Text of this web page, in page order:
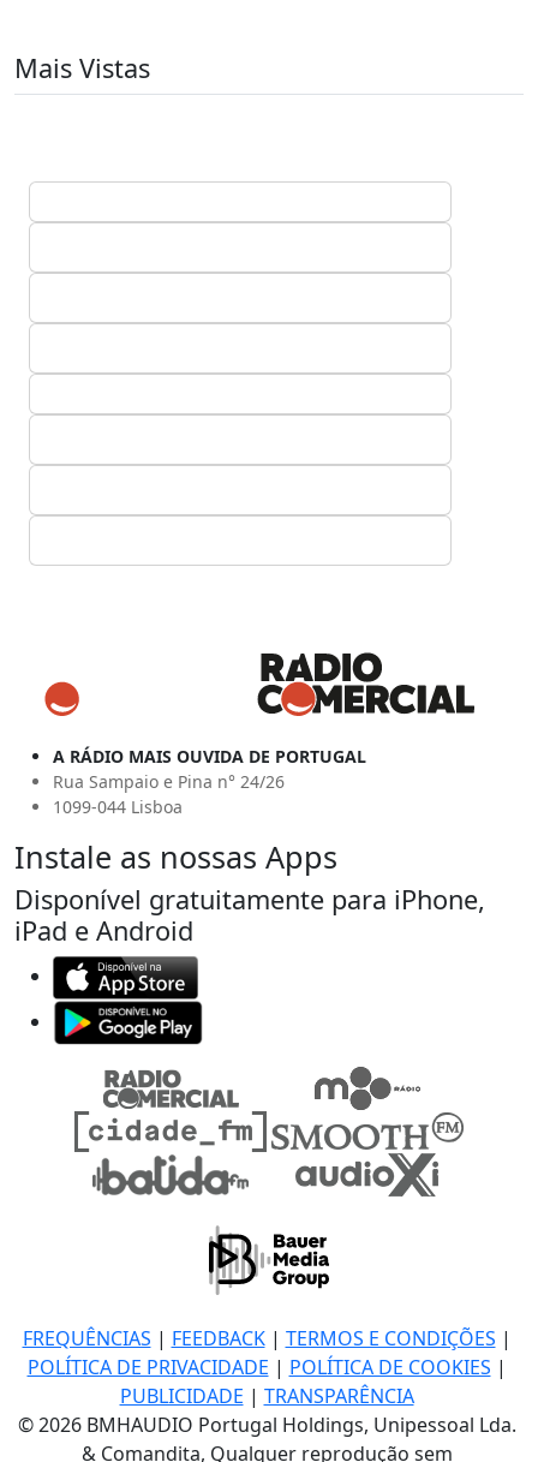
Mais Vistas
A RÁDIO MAIS OUVIDA DE PORTUGAL
Rua Sampaio e Pina n° 24/26
1099-044 Lisboa
Instale as nossas Apps
Disponível gratuitamente para iPhone,
iPad e Android
FREQUÊNCIAS | FEEDBACK| TERMOS E CONDIÇÕES |
POLÍTICA DE PRIVACIDADE | POLÍTICA DE COOKIES |
PUBLICIDADE | TRANSPARÊNCIA
© 2026 BMHAUDIO Portugal Holdings, Unipessoal Lda.
& Comandita, Qualquer reprodução sem